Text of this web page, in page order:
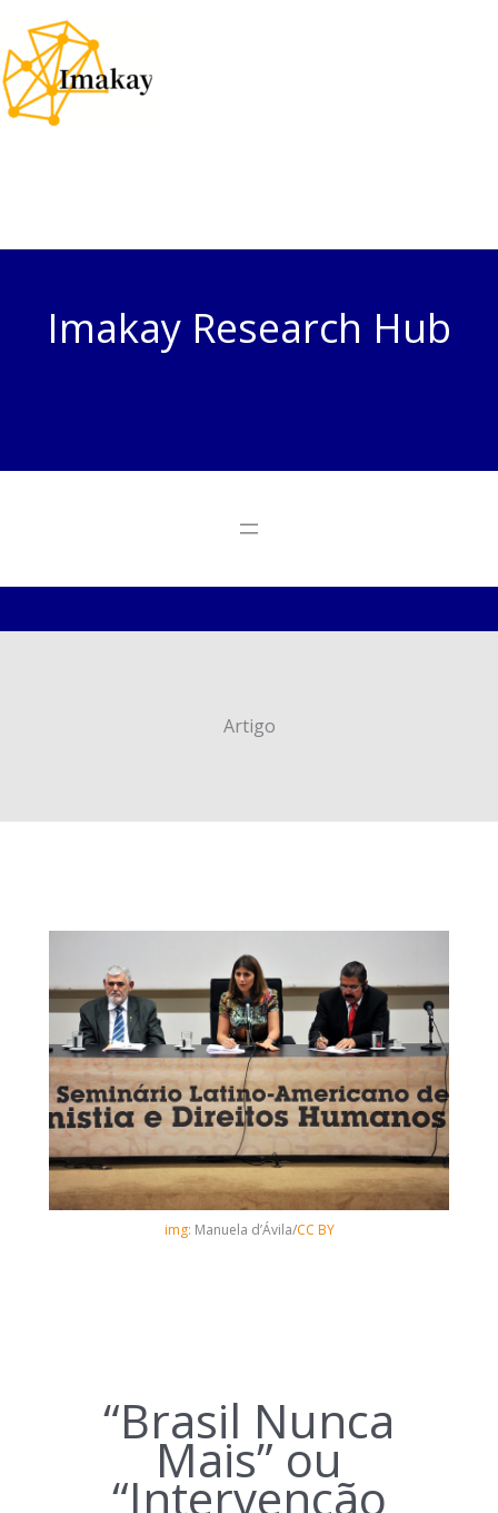
to
content
Imakay Research Hub
Artigo
img: Manuela d’Ávila/CC BY
“Brasil Nunca
Mais” ou
“Intervenção